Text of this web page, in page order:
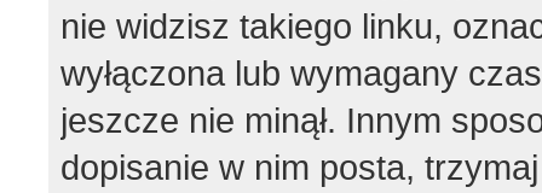
nie widzisz takiego linku,
wyłączona lub wymagany
jeszcze nie minął. Innym
dopisanie w nim posta,